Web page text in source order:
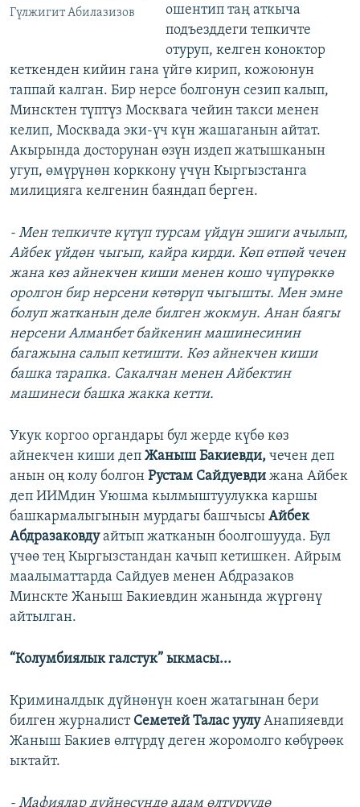
Гүлжигит Абилазизов
ошентип таң аткыча
подъезддеги тепкичте
отуруп, келген коноктор
кеткенден кийин гана үйгө кирип, кожоюнун
таппай калган. Бир нерсе болгонун сезип калып,
Минсктен түптүз Москвага чейин такси менен
келип, Москвада эки-үч күн жашаганын айтат.
Акырында досторунан өзүн издеп жатышканын
угуп, өмүрүнөн корккону үчүн Кыргызстанга
милицияга келгенин баяндап берген.
- Мен тепкичте күтүп турсам үйдүн эшиги ачылып,
Айбек үйдөн чыгып, кайра кирди. Көп өтпөй чечен
жана көз айнекчен киши менен кошо чүпүрөккө
оролгон бир нерсени көтөрүп чыгышты. Мен эмне
болуп жатканын деле билген жокмун. Анан баягы
нерсени Алманбет байкенин машинесинин
багажына салып кетишти. Көз айнекчен киши
башка тарапка. Сакалчан менен Айбектин
машинеси башка жакка кетти.
Укук коргоо органдары бул жерде күбө көз
айнекчен киши деп Жаныш Бакиевди, чечен деп
анын оң колу болгон Рустам Сайдуевди жана Айбек
деп ИИМдин Уюшма кылмыштуулукка каршы
башкармалыгынын мурдагы башчысы Айбек
Абдразаковдуайтып жатканын боолгошууда. Бул
үчөө тең Кыргызстандан качып кетишкен. Айрым
маалыматтарда Сайдуев менен Абдразаков
Минскте Жаныш Бакиевдин жанында жүргөнү
айтылган.
“Колумбиялык галстук” ыкмасы...
Криминалдык дүйнөнүн коен жатагынан бери
билген журналист Семетей Талас уулуАнапияевди
Жаныш Бакиев өлтүрдү деген жоромолго көбүрөөк
ыктайт.
- Мафиялар дүйнөсүндө адам өлтүрүүдө